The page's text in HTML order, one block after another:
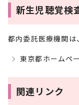
新生児聴覚検
都内委託医療機関は
東京都ホームペ
関連リンク